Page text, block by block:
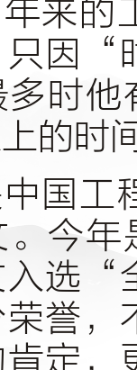
来的
只因“
时
的时
国工
今
入选“
誉，
定，